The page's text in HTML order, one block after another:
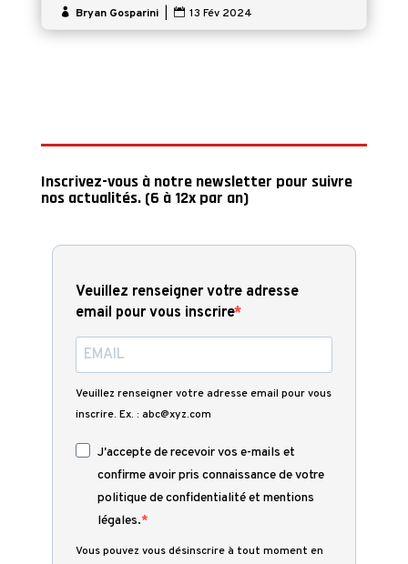
 Bryan Gosparini  13 Fév 2024
Inscrivez-vous à notre newsletter pour suivre
nos actualités. (6 à 12x par an)
Veuillez renseigner votre adresse
email pour vous inscrire
Veuillez renseigner votre adresse email pour vous
inscrire. Ex. : abc@xyz.com
J'accepte de recevoir vos e-mails et
confirme avoir pris connaissance de votre
politique de confidentialité et mentions
légales.
Vous pouvez vous désinscrire à tout moment en